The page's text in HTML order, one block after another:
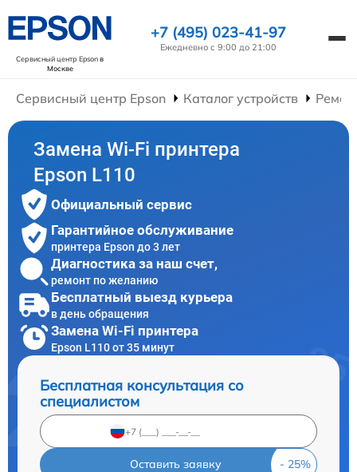
Сервисный центр Epsonв
Москве
+7 (495) 023-41-97
Ежедневно с 9:00 до 21:00
Сервисный центр Epson Каталог устройств
Замена Wi-Fi принтера
Epson L110
Официальный сервис
Гарантийное обслуживание
принтера Epson до 3 лет
Диагностика за наш счет,
ремонт по желанию
Бесплатный выезд курьера
в день обращения
Замена Wi-Fi принтера
Epson L110 от 35 минут
Бесплатная консультация со
специалистом
Оставить заявку